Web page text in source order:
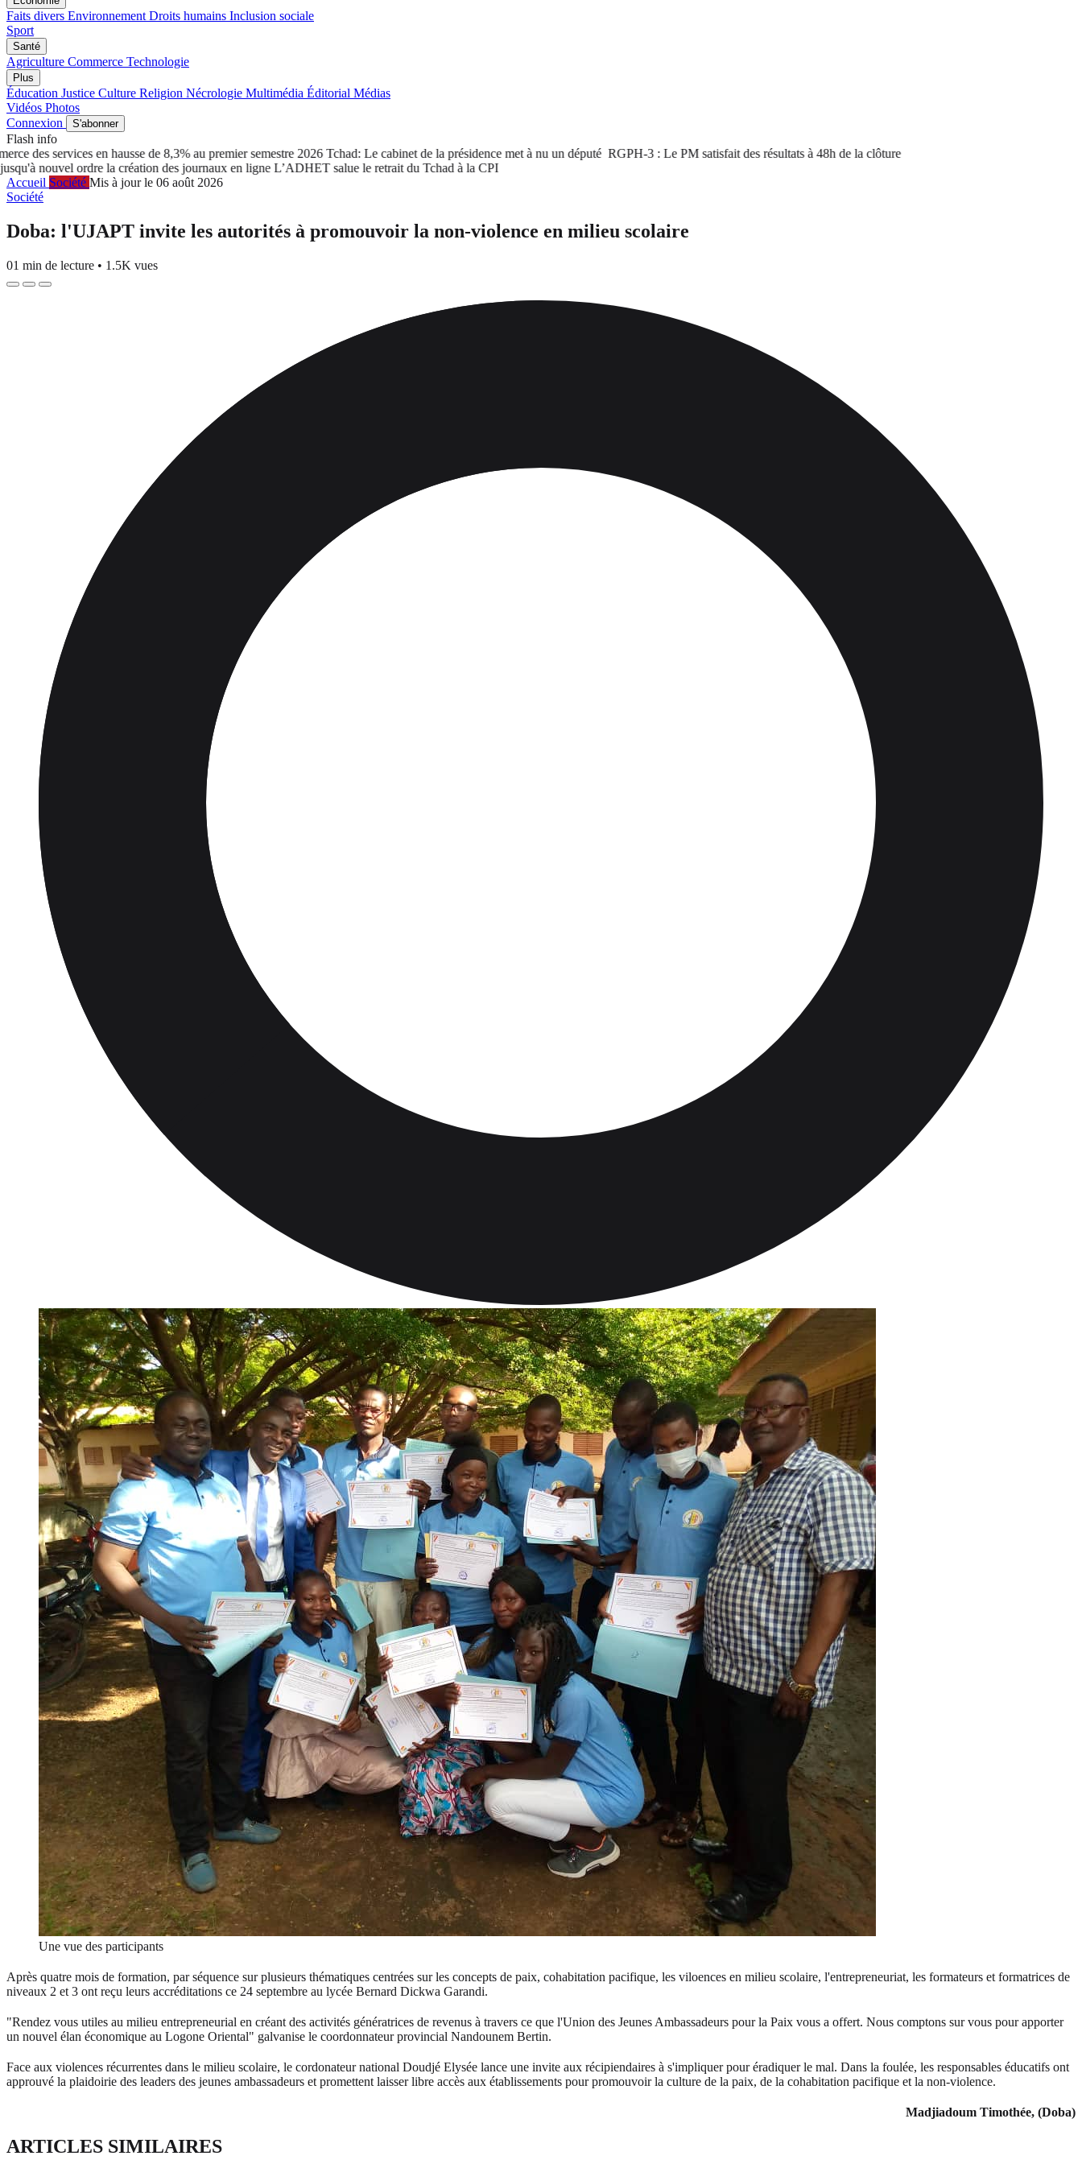
Faits divers Environnement Droits humains Inclusion sociale
Sport
Santé
Agriculture Commerce Technologie
Plus
Éducation Justice Culture Religion Nécrologie Multimédia Éditorial Médias
Vidéos Photos
Connexion
S'abonner
Flash info
services en hausse de 8,3% au premier semestre 2026Tchad: Le cabinet de la présidence met à nu un députéRGPH-3 : Le PM satisfait des résultats à 48h de la clôture
nouvel ordre la création des journaux en ligneL’ADHET salue le retrait du Tchad à la CPI
Accueil Société Mis à jour le 06 août 2026
Société
Doba: l'UJAPT invite les autorités à promouvoir la non-violence en milieu scolaire
01 min de lecture • 1.5K vues
Une vue des participants
Après quatre mois de formation, par séquence sur plusieurs thématiques centrées sur les concepts de paix, cohabitation pacifique, les viloences en milieu scolaire, l'entrepreneuriat, les formateurs et formatrices de
niveaux 2 et 3 ont reçu leurs accréditations ce 24 septembre au lycée Bernard Dickwa Garandi.
"Rendez vous utiles au milieu entrepreneurial en créant des activités génératrices de revenus à travers ce que l'Union des Jeunes Ambassadeurs pour la Paix vous a offert. Nous comptons sur vous pour apporter
un nouvel élan économique au Logone Oriental" galvanise le coordonnateur provincial Nandounem Bertin.
Face aux violences récurrentes dans le milieu scolaire, le cordonateur national Doudjé Elysée lance une invite aux récipiendaires à s'impliquer pour éradiquer le mal. Dans la foulée, les responsables éducatifs ont
approuvé la plaidoirie des leaders des jeunes ambassadeurs et promettent laisser libre accès aux établissements pour promouvoir la culture de la paix, de la cohabitation pacifique et la non-violence.
Madjiadoum Timothée, (Doba)
ARTICLES SIMILAIRES